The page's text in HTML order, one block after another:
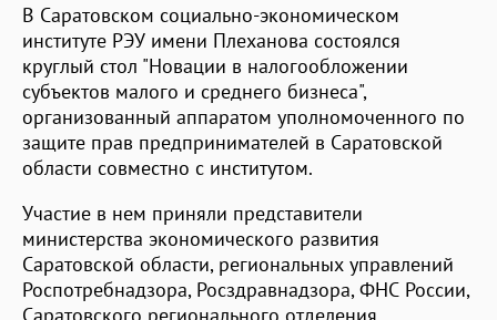
В Саратовском социально-экономическом
институте РЭУ имени Плеханова состоялся
круглый стол "Новации в налогообложении
субъектов малого и среднего бизнеса",
организованный аппаратом уполномоченного по
защите прав предпринимателей в Саратовской
области совместно с институтом.
Участие в нем приняли представители
министерства экономического развития
Саратовской области, региональных управлений
Роспотребнадзора, Росздравнадзора, ФНС России,
Саратовского регионального отделения